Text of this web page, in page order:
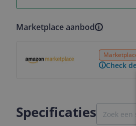
Marketplace aanbod
Check
Specificaties